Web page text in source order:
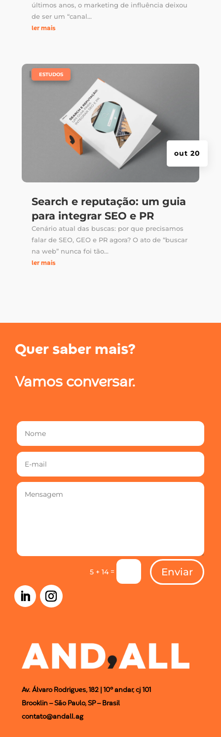
últimos anos, o marketing de influência deixou
de ser um “canal...
ler mais
Search e reputação: um guia
para integrar SEO e PR
out 20
| ESTUDOS
Cenário atual das buscas: por que precisamos
falar de SEO, GEO e PR agora? O ato de “buscar
na web” nunca foi tão...
ler mais
Quer saber mais?
Vamos conversar.
5 + 14= Enviar
Av. Álvaro Rodrigues, 182 | 10º andar, cj 101
Brooklin – São Paulo, SP – Brasil
contato@andall.ag